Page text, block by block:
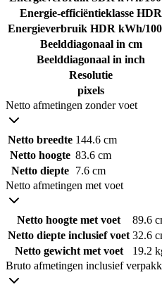
Energie-efficiëntieklasse HDR
Energieverbruik HDR kWh/
Beelddiagonaal in cm
Beelddiagonaal in inch
Resolutie
pixels
Netto afmetingen zonder voet
Netto breedte 144.6 cm
Netto hoogte 83.6 cm
Netto diepte 7.6 cm
Netto afmetingen met voet
Netto hoogte met voet
89.6
Netto diepte inclusief voet 32.6
Netto gewicht met voet
19.2
Bruto afmetingen inclusief